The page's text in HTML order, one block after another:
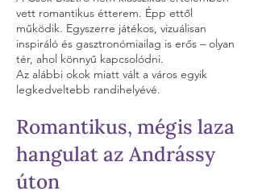
vett romantikus étterem. Épp ettől
működik. Egyszerre játékos, vizuálisan
inspiráló és gasztronómiailag is erős – olyan
tér, ahol könnyű kapcsolódni.
Az alábbi okok miatt vált a város egyik
legkedveltebb randihelyévé.
Romantikus, mégis laza
hangulat az Andrássy
úton